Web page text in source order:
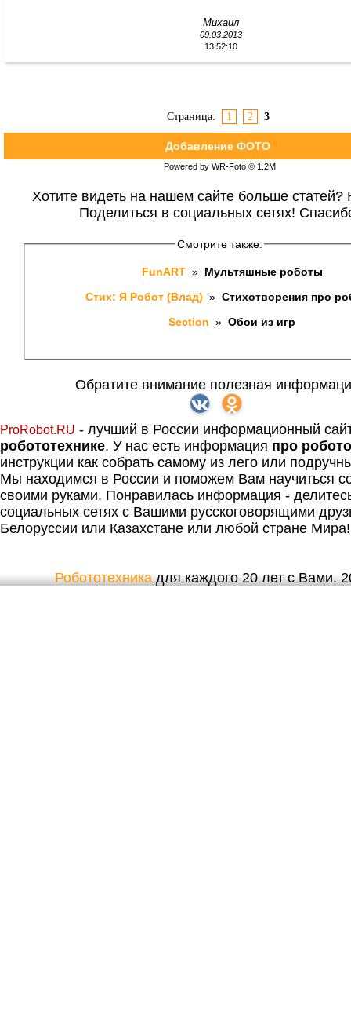
Михаил
09.03.2013
13:52:10
Страница: 1 2 3
Добавление ФОТО *
Powered by WR-Foto © 1.2М
Хотите видеть на нашем сайте больше статей?
Поделиться в социальных сетях!
Смотрите также:
FunART » Мультяшные роботы
Стих: Я Робот (Влад) » Стихотворения про
Section » Обои из игр
Обратите внимание полезная
ProRobot.RU - лучший в России информационный
робототехнике. У нас есть информация про
инструкции как собрать самому из лего или
Мы находимся в России и поможем Вам научиться
своими руками. Понравилась информация -
социальных сетях с Вашими русскоговорящими
Белоруссии или Казахстане или любой стране Мира!
Робототехникадля каждого 20 лет с Вами.